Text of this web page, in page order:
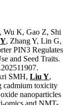
Wu K, Gao Z, Shi
, Zhang Y, Lin G,
PIN3 Regulates
and Seed Traits.
SMH, Liu Y,
cadmium toxicity
nanoparticles
omics and NMT-